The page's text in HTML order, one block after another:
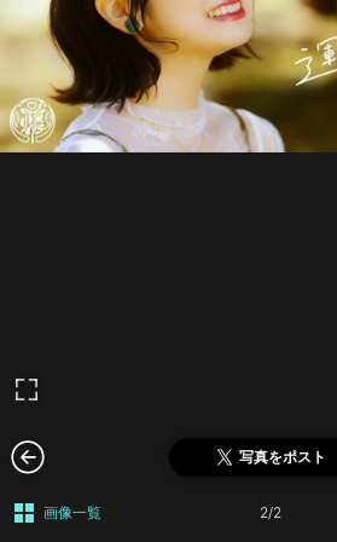
写真をポスト
画像一覧 2/2